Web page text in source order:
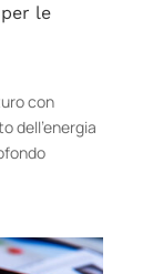
le
con
dell’energia